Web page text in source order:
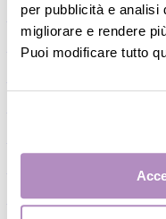
per pubblicità e analisi
migliorare e rendere
Puoi modificare tutto
―
Tettarelle
―Succhietti
Conservalatte Materno
―Massaggiagengive